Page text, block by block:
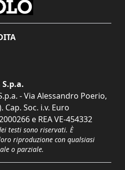
- Via Alessandro Poerio,
Cap. Soc. i.v. Euro
e REA VE-454332
testi sono riservati. È
riproduzione con qualsiasi
o parziale.